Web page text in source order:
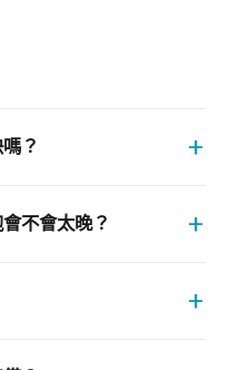
？ +
不會太晚？ +
+